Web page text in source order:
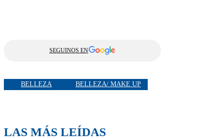
SEGUINOS EN
BELLEZA BELLEZA/ MAKE UP
LAS MÁS LEÍDAS